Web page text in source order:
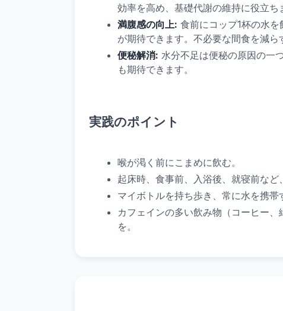
効率を高め、基礎代謝の維持に役立ち
満腹感の向上: 食前にコップ1杯の水
が期待できます。不必要な間食を減ら
便秘解消: 水分不足は便秘の原因の一
も期待できます。
実践のポイント
喉が渇く前にこまめに飲む。
起床時、食事前、入浴後、就寝前など
マイボトルを持ち歩き、常に水を携帯
カフェインの多い飲み物（コーヒー
を。